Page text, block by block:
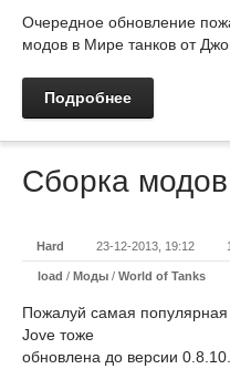
Очередное обновление
модов в Мире танков от
Подробнее
Сборка
Hard 23-12-2013, 19:12
load / Моды / World of Tanks
Пожалуй самая
Jove тоже
обновлена до версии